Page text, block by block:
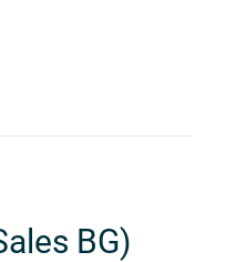
BG)